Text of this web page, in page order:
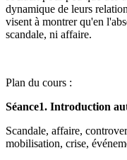
dynamique de leurs
visent à montrer qu'en
scandale, ni affaire.
Plan du cours :
Séance1. Introduction
Scandale, affaire,
mobilisation, crise,